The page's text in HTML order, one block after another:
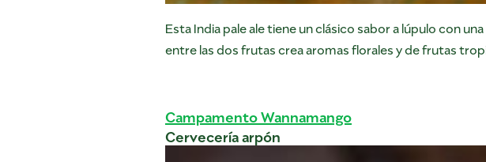
Esta India pale ale tiene un clásico sabor a lúpulo con
entre las dos frutas crea aromas florales y de frutas
Campamento Wannamango
Cervecería arpón